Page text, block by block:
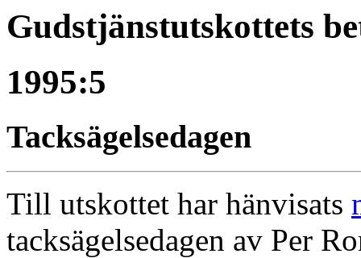
Gudstjänstutskottets
1995:5
Tacksägelsedagen
Till utskottet har hänvisats
tacksägelsedagen av Per